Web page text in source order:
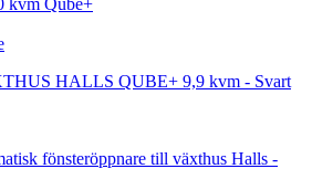
HALLS QUBE+ 9,9 kvm - Svart